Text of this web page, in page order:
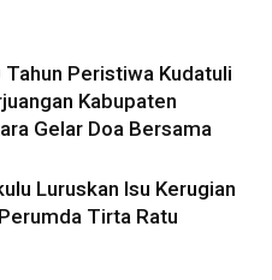
Peristiwa Kudatuli
Kabupaten
Gelar Doa Bersama
Luruskan Isu Kerugian
Tirta Ratu